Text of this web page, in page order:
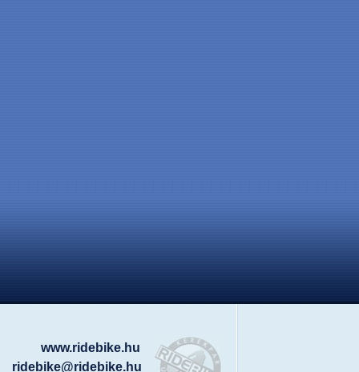
www.ridebike.hu
ridebike@ridebike.hu